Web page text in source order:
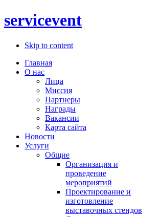
servicevent
Skip to content
Главная
О нас
Лица
Миссия
Партнеры
Награды
Вакансии
Карта сайта
Новости
Услуги
Общие
Организация и
проведение
мероприятий
Проектирование и
изготовление
выставочных стендов